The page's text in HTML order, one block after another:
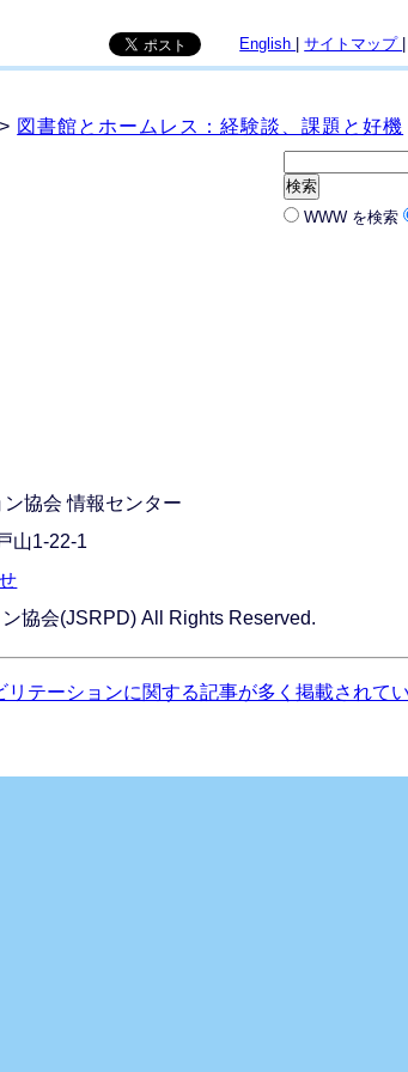
English |サイトマップ
> 図書館とホームレス：経験談、課題と好機
WWW を検索
協会 情報センター
山1-22-1
協会(JSRPD) All Rights Reserved.
テーションに関する記事が多く掲載されてい